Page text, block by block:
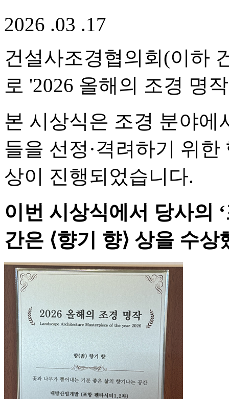
2026 .03 .17
건설사조경협의회(이하
로 '2026 올해의 조경 명
본 시상식은 조경 분야에
들을 선정·격려하기 위
상이 진행되었습니다.
이번 시상식에서 당사의
간은 ⟨향기 향⟩ 상을 수상